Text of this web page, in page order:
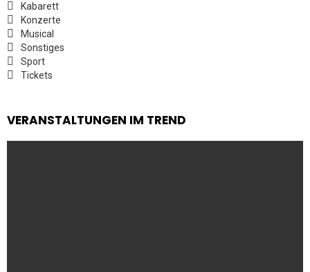
Kabarett
Konzerte
Musical
Sonstiges
Sport
Tickets
VERANSTALTUNGEN IM TREND